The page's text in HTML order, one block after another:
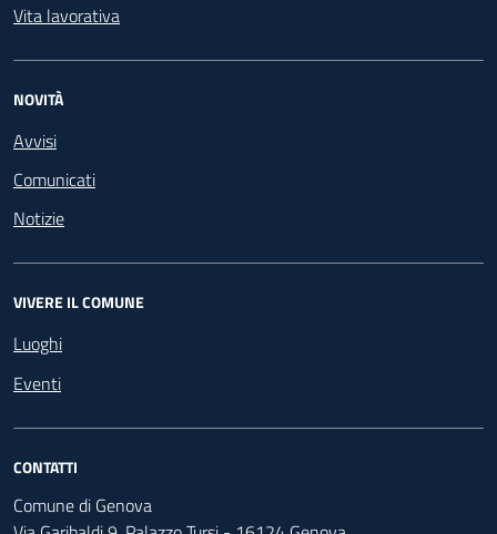
Vita lavorativa
NOVITÀ
Avvisi
Comunicati
Notizie
VIVERE IL COMUNE
Luoghi
Eventi
CONTATTI
Comune di Genova